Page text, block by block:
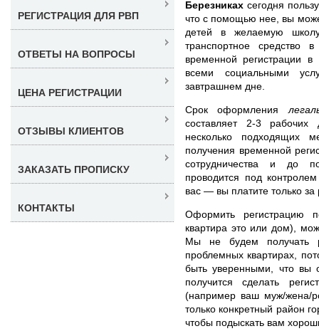
Березникахсегодня
что с помощью нее, вы
детей в желаемую
транспортное
временной регистрации в
всеми социальными
завтрашнем дне.
Срок оформления
составляет 2-3
несколько подходящих
получения временной
сотрудничества и до
проводится под
вас — вы платите только за
Оформить регистрацию
квартира это или дом),
Мы не будем получать
проблемных квартирах,
быть уверенными, что вы
получится сделать
(например ваш муж/жена/
только конкретный район
чтобы подыскать вам
РЕГИСТРАЦИЯ ДЛЯ РВП
ОТВЕТЫ НА ВОПРОСЫ
ЦЕНА РЕГИСТРАЦИИ
ОТЗЫВЫ КЛИЕНТОВ
ЗАКАЗАТЬ ПРОПИСКУ
КОНТАКТЫ